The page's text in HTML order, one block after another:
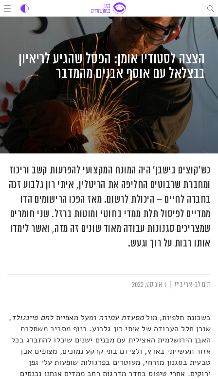
דלג
לתוכן
דלג
לתוכן
דלג
לניווט
הצצה לסטודיו אומן: הפסל שהגיע לריאיון
בבצלאל עם אוסף אבנים מהמדבר
כש'קוצים בישבן' היה המונח המקצועי להפרעות קשב וריכוז
ומחברת שרבוטים החליפה את הריטלין, איתי רון גלבוע זכה
בחברה לחיים – היכולת לרשום. מאז הפכו הרישומים הדו
ממדיים לפיסול תלת ממדי בחוטי ומוטות ברזל. שני חומרים
שמצריכים סגנונות עבודה מאוד שונים זה מזה, ואשר לימדו
אותו רבות על רוך וגעש.
תום לב-ארי בייז
בשכונת תלפיות, מולמסעדת עמירה ומעל מאפייתלחם פיינגולד,
שוכן חלל העבודה של איתי רון גלבוע. בנוף מסביב משתלבת
האבן הירושלמית האצילית עם מבנים ישנים שיכלו להתברג בכל
אזור תעשייתי בארץ, ולצידם בתי קרקע נמוכים, מצופים אבן
טבעית בסגנון מזרחי, מעוטרים בפרגולות שופעות עלי גפן
ירוקים. אחרי טיפוס בחדר מדרגות רחב ממדים אנחנו נכנסים